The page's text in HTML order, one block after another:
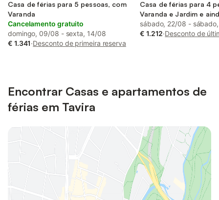
Casa de férias para 5 pessoas, com
Varanda
Cancelamento gratuito
domingo, 09/08 - sexta, 14/08
€ 1.341·Desconto de primeira reserva
Casa de férias para 4
Varanda e Jardim e
infantil
sábado, 22/08 -
€ 1.212·Desconto de
Encontrar Casas e apartamentos de
férias em Tavira